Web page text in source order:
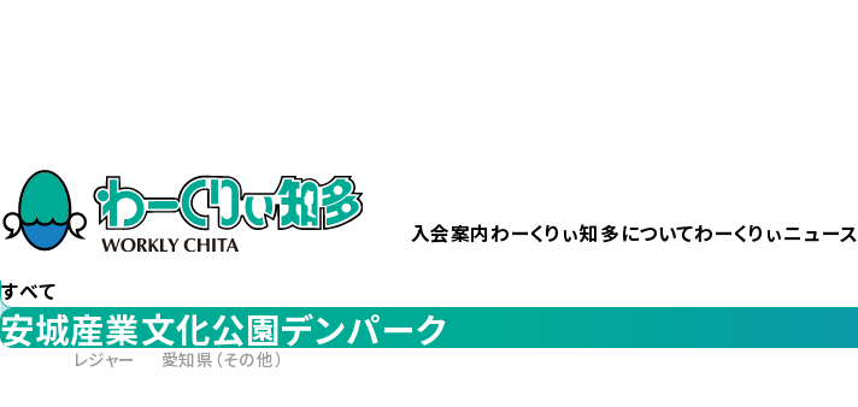
入会案内わーくりぃ知多についてわーくりぃニュース
カテゴリー から探す
すべて
エリア から探す
すべて
安城産業文化公園デンパーク
レジャー 愛知県（その他）